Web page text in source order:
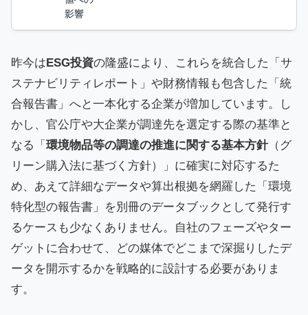
影響
昨今はESG投資の隆盛により、これらを統合した「サ
ステナビリティレポート」や財務情報も包含した「統
合報告書」へと一本化する企業が増加しています。し
かし、官公庁や大企業が調達先を選定する際の基準と
なる「 環境物品等の調達の推進に関する基本方針（グ
リーン購入法に基づく方針）」に確実に対応するた
め、あえて詳細なデータや算出根拠を網羅した「環境
特化型の報告書」を別冊のデータブックとして発行す
るケースも少なくありません。自社のフェーズやター
ゲットに合わせて、どの媒体でどこまで深掘りしたデ
ータを開示するかを戦略的に設計する必要がありま
す。